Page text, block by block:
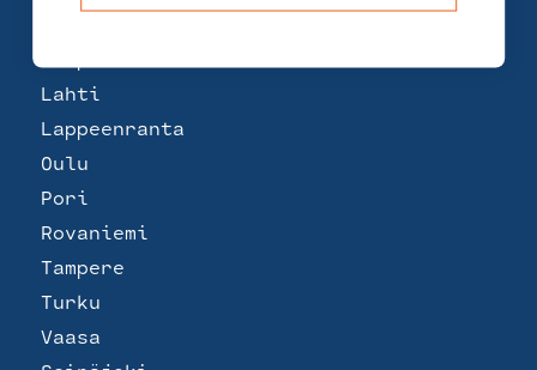
Lahti
Lappeenranta
Oulu
Pori
Rovaniemi
Tampere
Turku
Vaasa